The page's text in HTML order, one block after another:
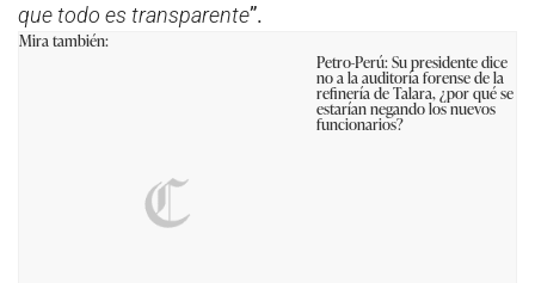
que todo es transparente”.
Mira también:
Petro-Perú: Su presidente dice
no a la auditoría forense de la
refinería de Talara, ¿por qué se
estarían negando los nuevos
funcionarios?